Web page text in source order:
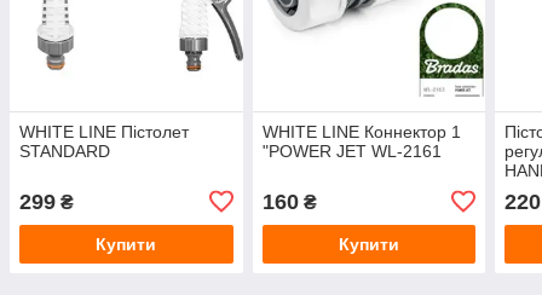
WHITE LINE Пістолет
STANDARD
299 ₴
Купити
WHITE LINE Коннектор 1
"POWER JET WL-2161
160₴
Купити
220